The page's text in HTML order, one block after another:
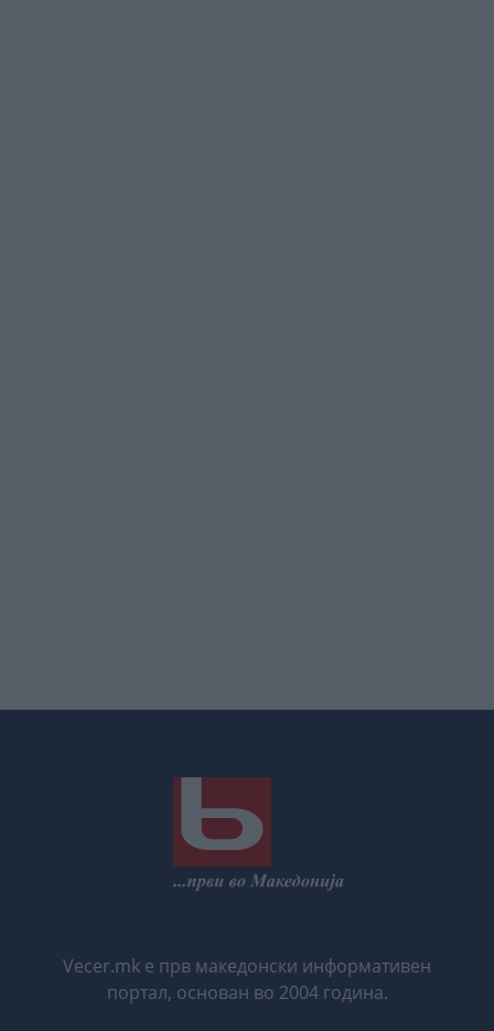
Vecer.mk е прв македонски информативен
портал, основан во 2004 година.